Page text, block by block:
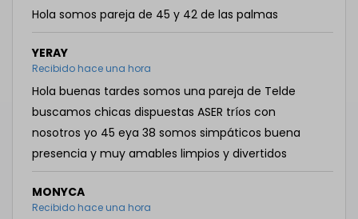
Hola somos pareja de 45 y 42 de las palmas
YERAY
Recibido hace una hora
Hola buenas tardes somos una pareja de Telde
buscamos chicas dispuestas ASER tríos con
nosotros yo 45 eya 38 somos simpáticos buena
presencia y muy amables limpios y divertidos
MONYCA
Recibido hace una hora